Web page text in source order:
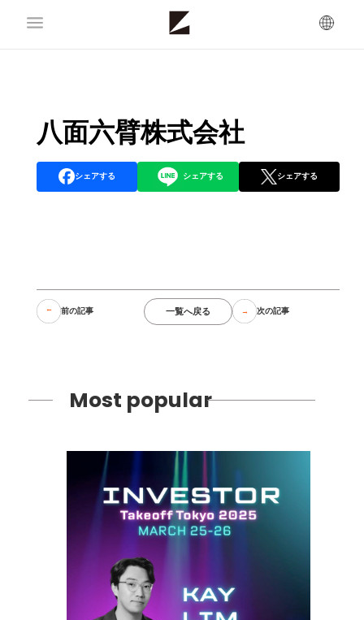
八面六臂株式会社
シェアする シェアする シェアする
前の記事 一覧へ戻る 次の記事
Most popular